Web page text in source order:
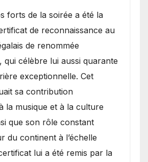
forts de la soirée a été la
de reconnaissance au
de renommée
qui célèbre lui aussi quarante
exceptionnelle. Cet
sa contribution
la musique et à la culture
que son rôle constant
du continent à l’échelle
lui a été remis par la